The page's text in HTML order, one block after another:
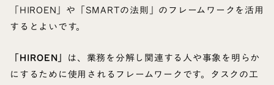
「HIROEN」や「SMARTの法則」のフレームワークを活用
するとよいです。
「HIROEN」 は、業務を分解し関連する人や事象を明らか
にするために使用されるフレームワークです。タスクの工